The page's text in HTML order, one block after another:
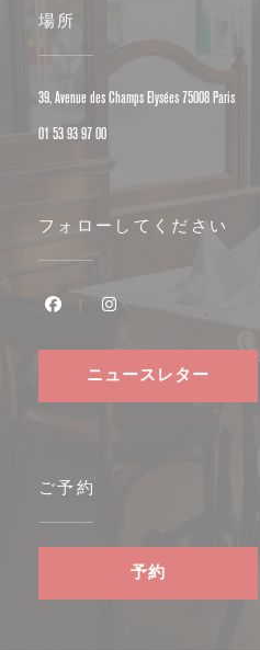
場所
39, Avenue des Champs Elysées 75008 Paris((
01 53 93 97 00
フォローしてください
ニュースレター
ご予約
予約